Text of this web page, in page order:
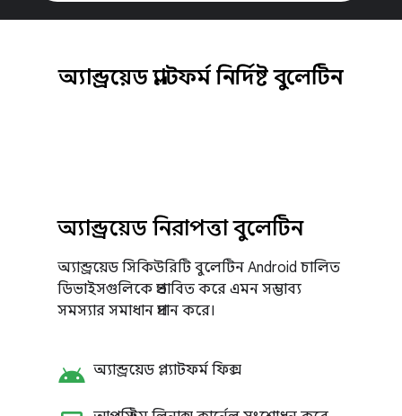
অ্যান্ড্রয়েড প্ল্যাটফর্ম নির্দিষ্ট বুলেটিন
অ্যান্ড্রয়েড নিরাপত্তা বুলেটিন
অ্যান্ড্রয়েড সিকিউরিটি বুলেটিন Android চালিত
ডিভাইসগুলিকে প্রভাবিত করে এমন সম্ভাব্য
সমস্যার সমাধান প্রদান করে।
android অ্যান্ড্রয়েড প্ল্যাটফর্ম ফিক্স